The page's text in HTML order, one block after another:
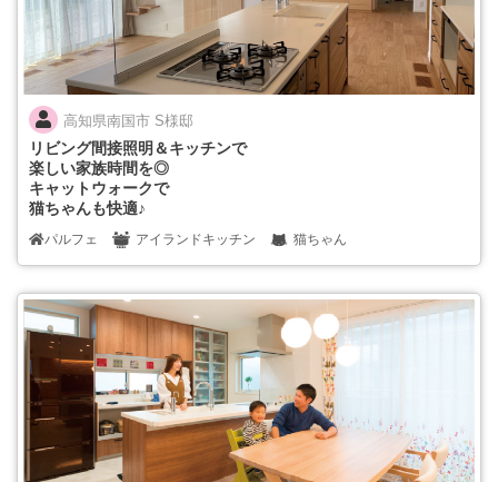
高知県南国市 S様邸
リビング間接照明＆キッチンで
楽しい家族時間を◎
キャットウォークで
猫ちゃんも快適♪
パルフェ アイランドキッチン 猫ちゃん